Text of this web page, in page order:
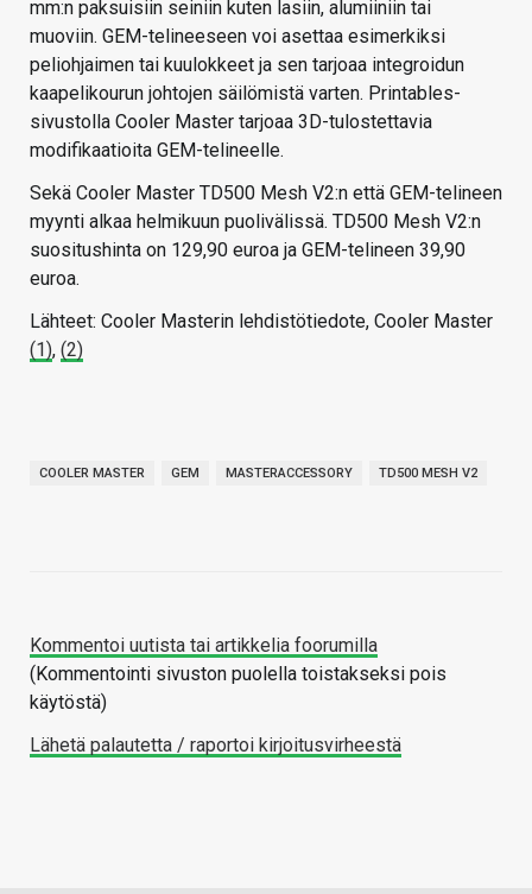
mm:n paksuisiin seiniin kuten lasiin, alumiiniin tai
muoviin. GEM-telineeseen voi asettaa esimerkiksi
peliohjaimen tai kuulokkeet ja sen tarjoaa integroidun
kaapelikourun johtojen säilömistä varten. Printables-
sivustolla Cooler Master tarjoaa 3D-tulostettavia
modifikaatioita GEM-telineelle.
Sekä Cooler Master TD500 Mesh V2:n että GEM-telineen
myynti alkaa helmikuun puolivälissä. TD500 Mesh V2:n
suositushinta on 129,90 euroa ja GEM-telineen 39,90
euroa.
Lähteet: Cooler Masterin lehdistötiedote, Cooler Master
(1), (2)
COOLER MASTER GEM MASTERACCESSORY TD500 MESH V2
Kommentoi uutista tai artikkelia foorumilla
(Kommentointi sivuston puolella toistakseksi pois
käytöstä)
Lähetä palautetta / raportoi kirjoitusvirheestä